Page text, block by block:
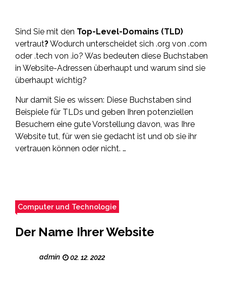
Sind Sie mit den Top-Level-Domains (TLD)
vertraut?Wodurch unterscheidet sich .org von .com
oder .tech von .io? Was bedeuten diese Buchstaben
in Website-Adressen überhaupt und warum sind sie
überhaupt wichtig?
Nur damit Sie es wissen: Diese Buchstaben sind
Beispiele für TLDs und geben Ihren potenziellen
Besuchern eine gute Vorstellung davon, was Ihre
Website tut, für wen sie gedacht ist und ob sie ihr
vertrauen können oder nicht. …
Computer und Technologie
Der Name Ihrer Website
admin 02. 12. 2022